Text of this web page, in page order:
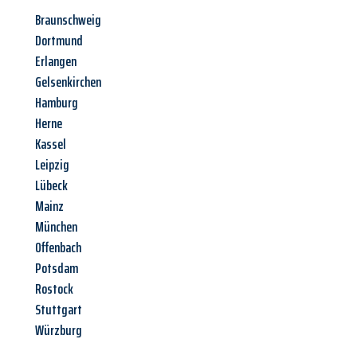
Braunschweig
Dortmund
Erlangen
Gelsenkirchen
Hamburg
Herne
Kassel
Leipzig
Lübeck
Mainz
München
Offenbach
Potsdam
Rostock
Stuttgart
Würzburg